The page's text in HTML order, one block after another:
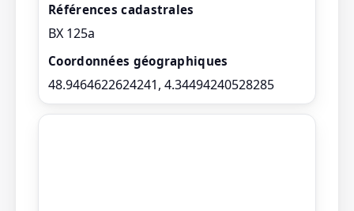
Références cadastrales
BX 125a
Coordonnées géographiques
48.9464622624241, 4.34494240528285